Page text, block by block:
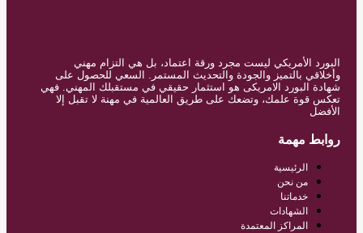
البورد الأمريكي ليست مجرد ورقة اعتماد، بل هي التزام مهني
وأخلاقي بالتميز والجودة والتحديث المستمر. السعي للحصول على
شهادة البورد الامريكى هو استثمار حقيقي في مستقبلك المهني. فهي
تعكس قوة علمك، وتضعك على طريق العالمية في مهنة لا تقبل إلا
الأفضل
روابط مهمة
الرئيسية
من نحن
خدماتنا
الشهادات
المراكز المعتمدة